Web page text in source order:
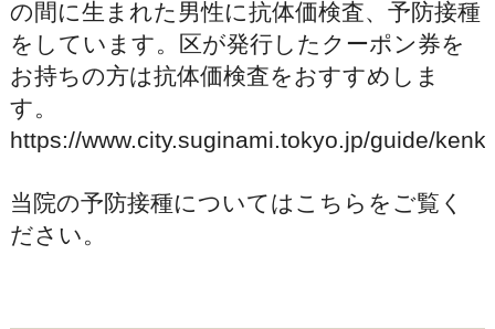
の間に生まれた男性に抗体価検査、予防接種
をしています。区が発行したクーポン券を
お持ちの方は抗体価検査をおすすめしま
す。
https://www.city.suginami.tokyo.jp/guide/
当院の予防接種についてはこちらをご覧く
ださい。